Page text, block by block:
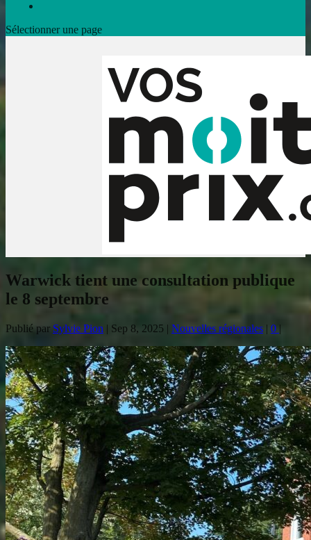
Sélectionner une page
Warwick tient une consultation publique
le 8 septembre
Publié par Sylvie Pion | Sep 8, 2025 | Nouvelles régionales | 0 |